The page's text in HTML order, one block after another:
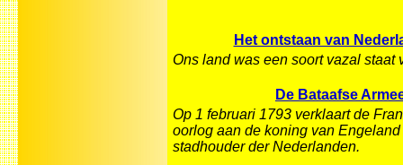
Het ontstaan van
Ons land was een soort vazal staat
De Bataafse
Op 1 februari 1793 verklaart de
oorlog aan de koning van Engeland
stadhouder der Nederlanden.